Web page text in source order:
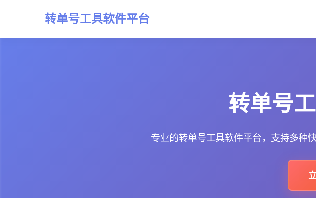
转单号工具软件平台
转单号
专业的转单号工具软件平台，支持多种